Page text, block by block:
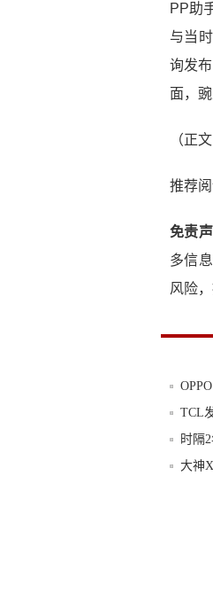
PP助
与当
询发
面，
（正
推荐阅
免责
多信
风险
TCL
时隔
大神
世